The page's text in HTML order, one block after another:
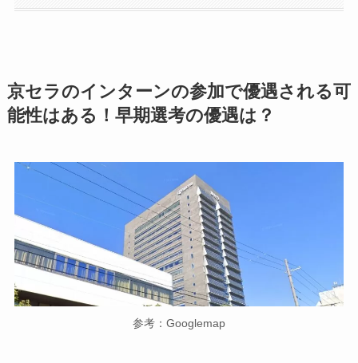
京セラのインターンの参加で優遇される可
能性はある！早期選考の優遇は？
参考：Googlemap